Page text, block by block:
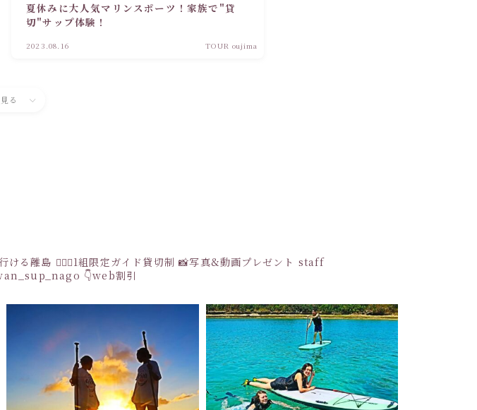
夏休みに大人気マリンスポーツ！家族で"貸
切"サップ体験！
2023.08.16 TOUR oujima
る
ける離島 👩‍❤️‍👩1組限定ガイド貸切制 📸写真&動画プレゼント staff
👇web割引